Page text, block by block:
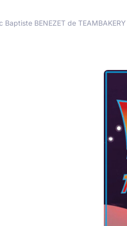
Baptiste BENEZET de TEAMBAKERY